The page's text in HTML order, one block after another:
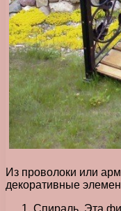
Из проволоки или
декоративные